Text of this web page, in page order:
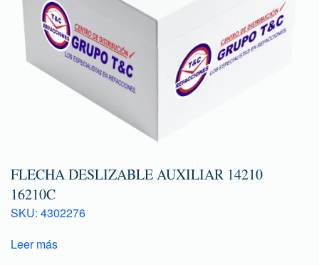
FLECHA DESLIZABLE AUXILIAR 14210
16210C
SKU: 4302276
Leer más